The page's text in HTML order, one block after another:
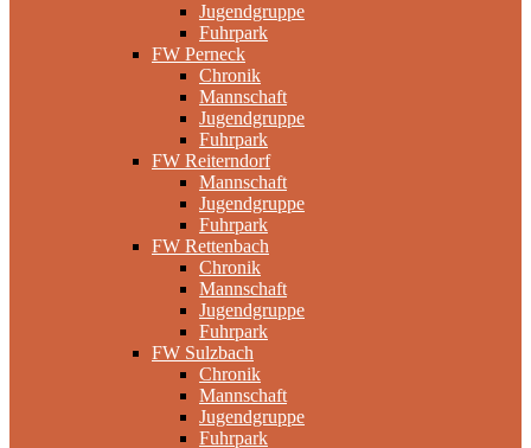
Jugendgruppe
Fuhrpark
FW Perneck
Chronik
Mannschaft
Jugendgruppe
Fuhrpark
FW Reiterndorf
Mannschaft
Jugendgruppe
Fuhrpark
FW Rettenbach
Chronik
Mannschaft
Jugendgruppe
Fuhrpark
FW Sulzbach
Chronik
Mannschaft
Jugendgruppe
Fuhrpark